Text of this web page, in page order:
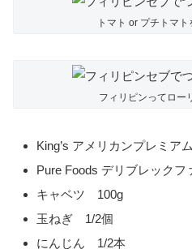
トマト or プチトマ
フィリピンってロー
King’s アメリカンプレミ
Pure Foods デリブレック
キャベツ 100g
玉ねぎ 1/2個
にんじん 1/2本